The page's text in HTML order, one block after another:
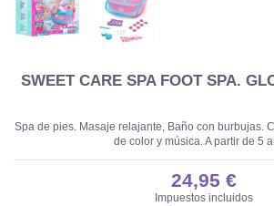
SWEET CARE SPA FOOT SPA.
Spa de pies. Masaje relajante, Baño con burbujas.
de color y música. A partir de 5
24,95 €
Impuestos incluidos